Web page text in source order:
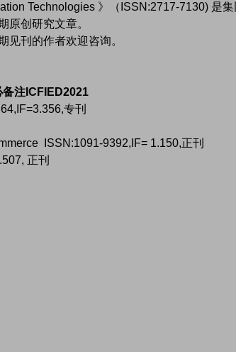
Technologies 》（ISSN:2717-7130) 是
原创研究文章。
见刊的作者欢迎咨询。
注ICFIED2021
专刊
ISSN:1091-9392,IF= 1.150,正刊
正刊